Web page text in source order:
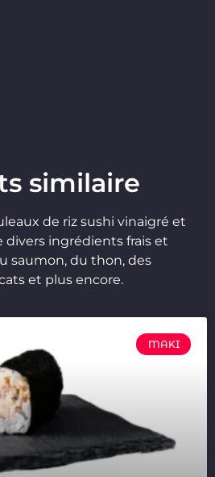
similaire
de riz sushi vinaigré et
divers ingrédients frais et
saumon, du thon, des
et plus encore.
MAKI